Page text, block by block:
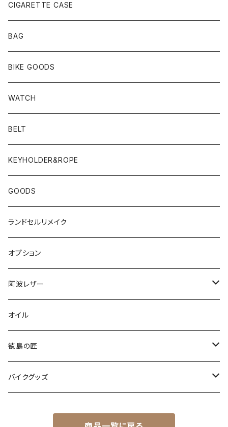
CIGARETTE CASE
BAG
BIKE GOODS
WATCH
BELT
KEYHOLDER&ROPE
GOODS
ランドセルリメイク
オプション
阿波レザー
スタンダード
型染め・絞り染め
爬虫類
オイル
徳島の匠
藍染め製品
バイクグッズ